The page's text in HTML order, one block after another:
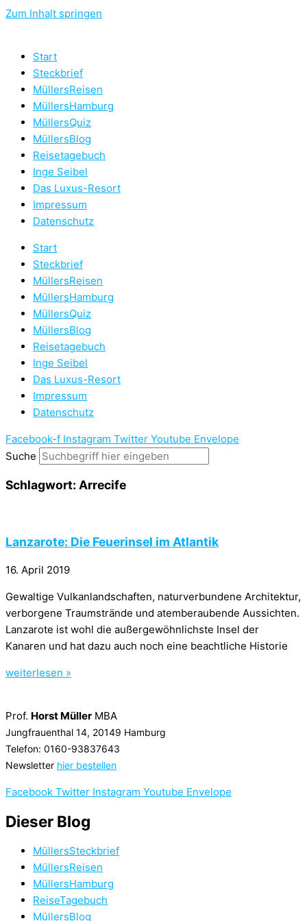
Zum Inhalt springen
Start
Steckbrief
MüllersReisen
MüllersHamburg
MüllersQuiz
MüllersBlog
Reisetagebuch
Inge Seibel
Das Luxus-Resort
Impressum
Datenschutz
Start
Steckbrief
MüllersReisen
MüllersHamburg
MüllersQuiz
MüllersBlog
Reisetagebuch
Inge Seibel
Das Luxus-Resort
Impressum
Datenschutz
Facebook-f Instagram Twitter Youtube Envelope
Suche
Schlagwort: Arrecife
Lanzarote: Die Feuerinsel im Atlantik
16. April 2019
Gewaltige Vulkanlandschaften, naturverbundene Architektur,
verborgene Traumstrände und atemberaubende Aussichten.
Lanzarote ist wohl die außergewöhnlichste Insel der
Kanaren und hat dazu auch noch eine beachtliche Historie
weiterlesen »
Prof. Horst Müller MBA
Jungfrauenthal 14, 20149 Hamburg
Telefon: 0160-93837643
Newsletter hier bestellen
Facebook Twitter Instagram Youtube Envelope
Dieser Blog
MüllersSteckbrief
MüllersReisen
MüllersHamburg
ReiseTagebuch
MüllersBlog